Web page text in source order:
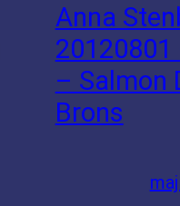
Anna
– Salmon
Brons